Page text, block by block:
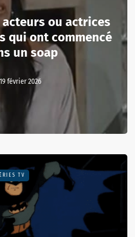
acteurs ou actrices
qui ont commencé
un soap
19 février 2026
TV